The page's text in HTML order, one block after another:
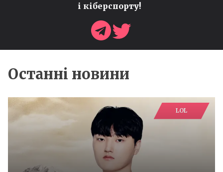
і кіберспорту!
Останні новини
LOL